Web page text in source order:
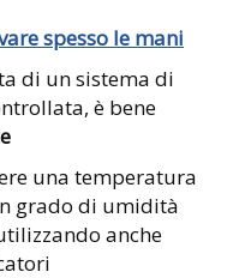
spesso le mani
di un sistema di
è bene
una temperatura
grado di umidità
anche